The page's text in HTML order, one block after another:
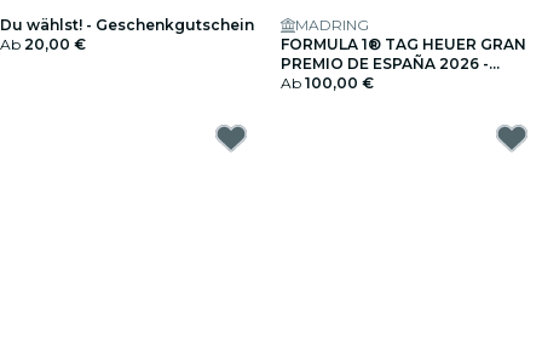
Du wählst! - Geschenkgutschein
Ab 20,00 €
MADRING
FORMULA 1® TAG HEUER GRAN
PREMIO DE ESPAÑA 2026 -
Geschenkgutschein
Ab 100,00 €